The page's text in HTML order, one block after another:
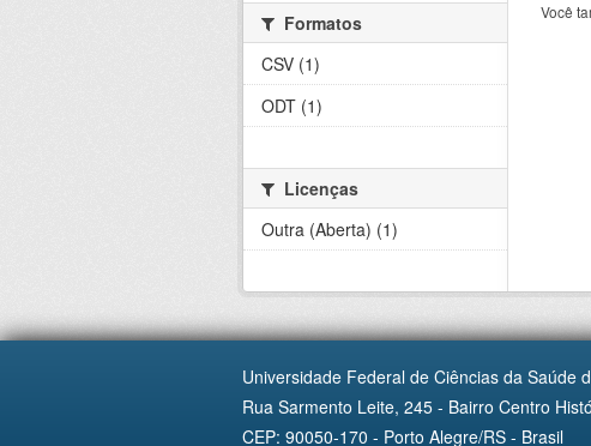
Você
Formatos
CSV (1)
ODT (1)
Licenças
Outra (Aberta) (1)
Universidade Federal de Ciências da Saúde
Rua Sarmento Leite, 245 - Bairro Centro
CEP: 90050-170 - Porto Alegre/RS - Brasil